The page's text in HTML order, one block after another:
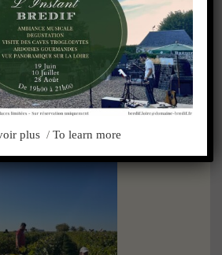
le millésime
plus / To learn more